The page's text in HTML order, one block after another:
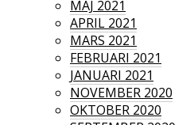
MAJ 2021
APRIL 2021
MARS 2021
FEBRUARI 2021
JANUARI 2021
NOVEMBER 2020
OKTOBER 2020